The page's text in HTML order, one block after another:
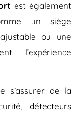
est également
un siège
ou une
l’expérience
s’assurer de la
détecteurs